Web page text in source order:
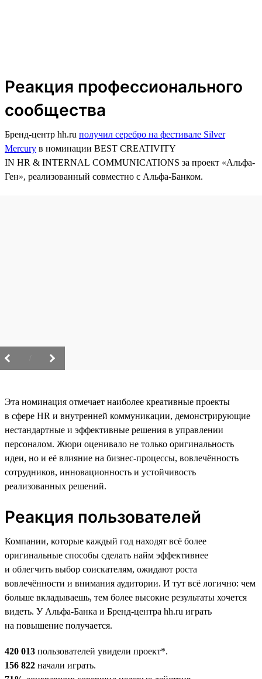
Реакция профессионального
сообщества
Бренд-центр hh.ru получил серебро на фестивале Silver
Mercury в номинации BEST CREATIVITY
IN HR & INTERNAL COMMUNICATIONS за проект «Альфа-
Ген», реализованный совместно с Альфа-Банком.
Эта номинация отмечает наиболее креативные проекты
в сфере HR и внутренней коммуникации, демонстрирующие
нестандартные и эффективные решения в управлении
персоналом. Жюри оценивало не только оригинальность
идеи, но и её влияние на бизнес-процессы, вовлечённость
сотрудников, инновационность и устойчивость
реализованных решений.
Реакция пользователей
Компании, которые каждый год находят всё более
оригинальные способы сделать найм эффективнее
и облегчить выбор соискателям, ожидают роста
вовлечённости и внимания аудитории. И тут всё логично: чем
больше вкладываешь, тем более высокие результаты хочется
видеть. У Альфа-Банка и Бренд-центра hh.ru играть
на повышение получается.
420 013 пользователей увидели проект*.
156 822 начали играть.